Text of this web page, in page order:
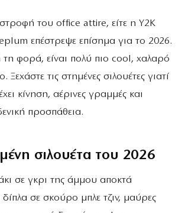
του office attire, είτε η Y2K
επέστρεψε επίσημα για το 2026.
φορά, είναι πολύ πιο cool, χαλαρό
Ξεχάστε τις στημένες σιλουέτες γιατί
κίνηση, αέρινες γραμμές και
προσπάθεια.
σιλουέτα του 2026
σε γκρι της άμμου αποκτά
σε σκούρο μπλε τζιν, μαύρες